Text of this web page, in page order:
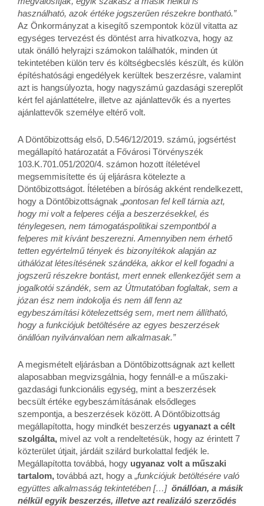
használható, azok értéke jogszerűen részekre bontható.”
Az Önkormányzat a kisegítő szempontok közül vitatta az
egységes tervezést és döntést arra hivatkozva, hogy az
utak önálló helyrajzi számokon találhatók, minden út
tekintetében külön terv és költségbecslés készült, és külön
építéshatósági engedélyek kerültek beszerzésre, valamint
azt is hangsúlyozta, hogy nagyszámú gazdasági szereplőt
kért fel ajánlattételre, illetve az ajánlattevők és a nyertes
ajánlattevők személye eltérő volt.
A Döntőbizottság első, D.546/12/2019. számú, jogsértést
megállapító határozatát a Fővárosi Törvényszék
103.K.701.051/2020/4. számon hozott ítéletével
megsemmisítette és új eljárásra kötelezte a
Döntőbizottságot. Ítéletében a bíróság akként rendelkezett,
hogy a Döntőbizottságnak „pontosan fel kell tárnia azt,
hogy mi volt a felperes célja a beszerzésekkel, és
ténylegesen, nem támogatáspolitikai szempontból a
felperes mit kívánt beszerezni. Amennyiben nem érhető
tetten egyértelmű tények és bizonyítékok alapján az
úthálózat létesítésének szándéka, akkor el kell fogadni a
jogszerű részekre bontást, mert ennek ellenkezőjét sem a
jogalkotói szándék, sem az Útmutatóban foglaltak, sem a
józan ész nem indokolja és nem áll fenn az
egybeszámítási kötelezettség sem, mert nem állítható,
hogy a funkciójuk betöltésére az egyes beszerzések
önállóan nyilvánvalóan nem alkalmasak.”
A megismételt eljárásban a Döntőbizottságnak azt kellett
alaposabban megvizsgálnia, hogy fennáll-e a műszaki-
gazdasági funkcionális egység, mint a beszerzések
becsült értéke egybeszámításának elsődleges
szempontja, a beszerzések között. A Döntőbizottság
megállapította, hogy mindkét beszerzés ugyanazt a célt
szolgálta, mivel az volt a rendeltetésük, hogy az érintett 7
közterület útjait, járdáit szilárd burkolattal fedjék le.
Megállapította továbbá, hogy ugyanaz volt a műszaki
tartalom, továbbá azt, hogy a „funkciójuk betöltésére való
együttes alkalmasság tekintetében […] önállóan, a másik
nélkül egyik beszerzés, illetve azt realizáló szerződés